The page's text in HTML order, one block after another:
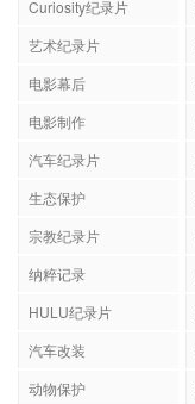
Curiosity纪录片
艺术纪录片
电影幕后
电影制作
汽车纪录片
生态保护
宗教纪录片
纳粹记录
HULU纪录片
汽车改装
动物保护